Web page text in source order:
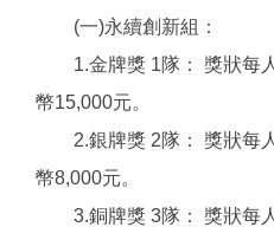
(一)永續創新組：
1.金牌獎 1隊： 獎狀每人
幣15,000元。
2.銀牌獎 2隊： 獎狀每人
幣8,000元。
3.銅牌獎 3隊： 獎狀每人